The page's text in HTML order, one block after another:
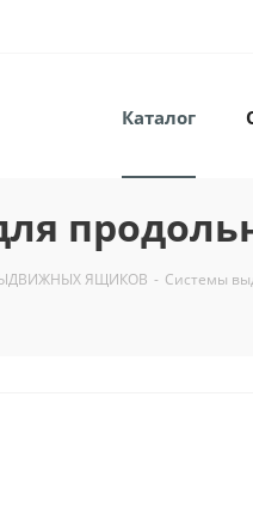
Каталог
ЯЩИКОВ - Системы